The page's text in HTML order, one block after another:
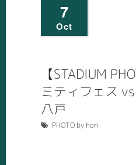
7
Oct
【STADIUM
ミティフェス
八戸
PHOTO by hori